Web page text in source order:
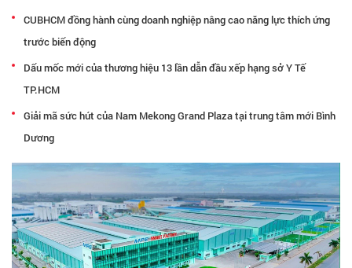
CUBHCM đồng hành cùng doanh nghiệp nâng cao năng lực thích ứng
trước biến động
Dấu mốc mới của thương hiệu 13 lần dẫn đầu xếp hạng sở Y Tế
TP.HCM
Giải mã sức hút của Nam Mekong Grand Plaza tại trung tâm mới Bình
Dương